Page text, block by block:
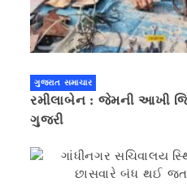
ગુજરાત સમાચાર
રમીલાબેન : જેમની આખી
ગુજરી